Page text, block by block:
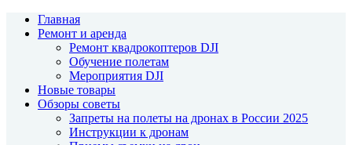
Главная
Ремонт и аренда
Ремонт квадрокоптеров DJI
Обучение полетам
Мероприятия DJI
Новые товары
Обзоры советы
Запреты на полеты на дронах в России 2025
Инструкции к дронам